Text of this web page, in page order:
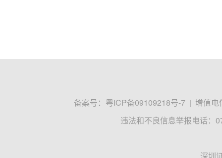
备案号： 粤ICP备09109218号-7 | 增值电
违法和不良信息举报电话：